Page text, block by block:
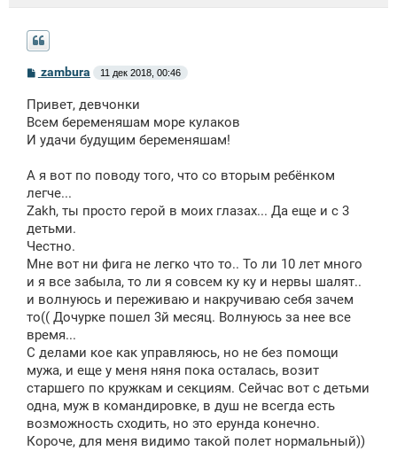
С
б
щ
н
zambura 11 дек 2018, 00:46
Привет, девчонки
Всем беременяшам море кулаков
И удачи будущим беременяшам!
А я вот по поводу того, что со вторым ребёнком
легче...
Zakh, ты просто герой в моих глазах... Да еще и с 3
детьми.
Честно.
Мне вот ни фига не легко что то.. То ли 10 лет много
и я все забыла, то ли я совсем ку ку и нервы шалят..
и волнуюсь и переживаю и накручиваю себя зачем
то(( Дочурке пошел 3й месяц. Волнуюсь за нее все
время...
С делами кое как управляюсь, но не без помощи
мужа, и еще у меня няня пока осталась, возит
старшего по кружкам и секциям. Сейчас вот с детьми
одна, муж в командировке, в душ не всегда есть
возможность сходить, но это ерунда конечно.
Короче, для меня видимо такой полет нормальный))